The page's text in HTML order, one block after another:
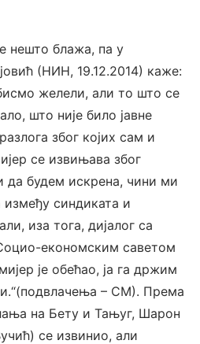
нешто блажа, па у
(НИН, 19.12.2014) каже:
желели, али то што се
што није било јавне
због којих сам и
се извињава због
да будем искрена, чини ми
између синдиката и
иза тога, дијалог са
економским саветом
је обећао, ја га држим
– СМ). Према
на Бету и Тањуг, Шарон
се извинио, али